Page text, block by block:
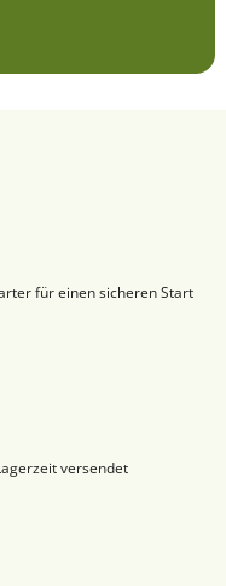
für einen sicheren Start
versendet